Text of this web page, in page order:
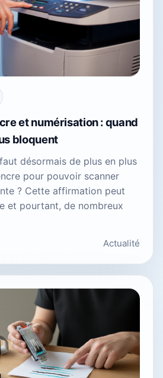
et numérisation : quand
bloquent
désormais de plus en plus
pour pouvoir scanner
? Cette affirmation peut
et pourtant, de nombreux
Actualité